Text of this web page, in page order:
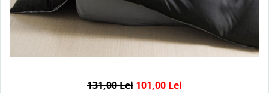
131,00 Lei 101,00 Lei